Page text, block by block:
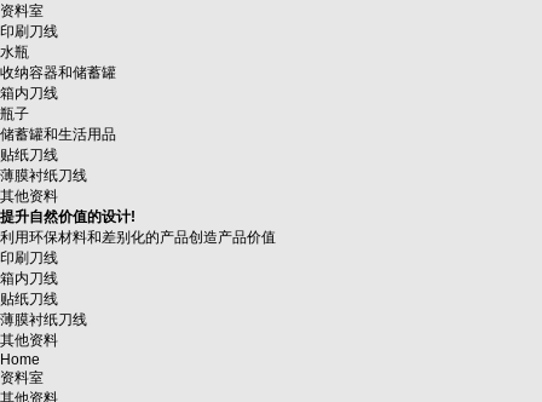
资料室
印刷刀线
水瓶
收纳容器和储蓄罐
箱内刀线
瓶子
储蓄罐和生活用品
贴纸刀线
薄膜衬纸刀线
其他资料
提升自然价值的设计!
利用环保材料和差别化的产品创造产品价值
印刷刀线
箱内刀线
贴纸刀线
薄膜衬纸刀线
其他资料
Home
资料室
其他资料